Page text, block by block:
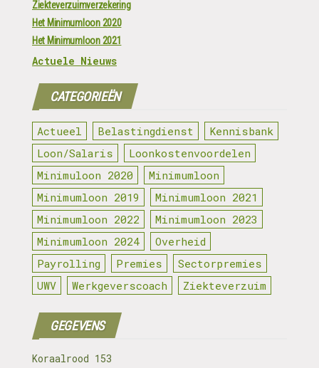
Ziekteverzuimverzekering
Het Minimumloon 2020
Het Minimumloon 2021
Actuele Nieuws
CATEGORIEËN
Actueel Belastingdienst
Kennisbank
Loon/Salaris
Loonkostenvoordelen
Minimuloon 2020
Minimumloon
Minimumloon 2019
Minimumloon 2021
Minimumloon 2022
Minimumloon 2023
Minimumloon 2024
Overheid
Payrolling
Premies
Sectorpremies
UWV
Werkgeverscoach Ziekteverzuim
GEGEVENS
Koraalrood 153